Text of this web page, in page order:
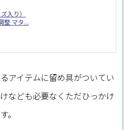
入り）
整 マタ...
アイテムに留め具がついてい
なども必要なくただひっかけ
。